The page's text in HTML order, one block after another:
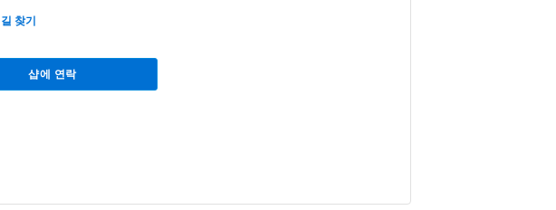
None
길 찾기
샵에 연락